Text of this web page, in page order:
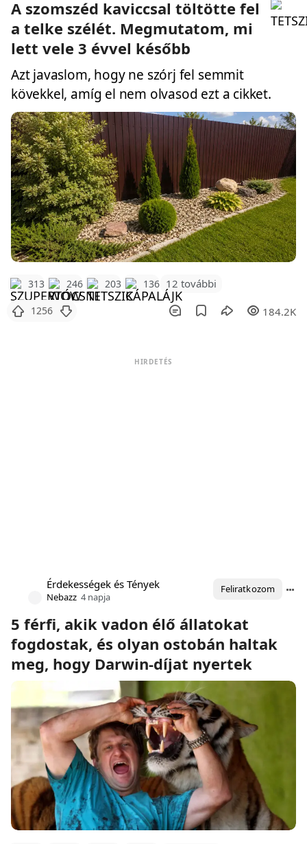
A szomszéd kaviccsal töltötte fel
a telke szélét. Megmutatom, mi
lett vele 3 évvel később
Azt javaslom, hogy ne szórj fel semmit
kövekkel, amíg el nem olvasod ezt a cikket.
313 246 203 136 12 további
1256 184.2K
HIRDETÉS
Érdekességek és Tények
Nebazz 4 napja
Feliratkozom
5 férfi, akik vadon élő állatokat
fogdostak, és olyan ostobán haltak
meg, hogy Darwin-díjat nyertek